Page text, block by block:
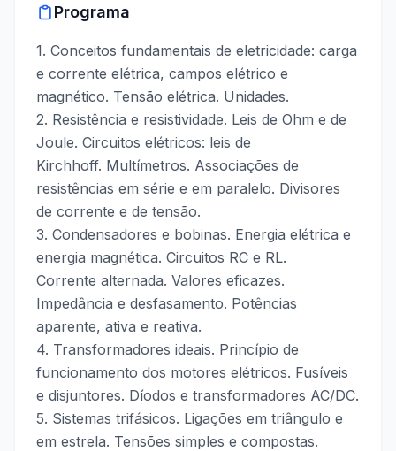
Programa
1. Conceitos fundamentais de eletricidade: carga
e corrente elétrica, campos elétrico e
magnético. Tensão elétrica. Unidades.
2. Resistência e resistividade. Leis de Ohm e de
Joule. Circuitos elétricos: leis de
Kirchhoff. Multímetros. Associações de
resistências em série e em paralelo. Divisores
de corrente e de tensão.
3. Condensadores e bobinas. Energia elétrica e
energia magnética. Circuitos RC e RL.
Corrente alternada. Valores eficazes.
Impedância e desfasamento. Potências
aparente, ativa e reativa.
4. Transformadores ideais. Princípio de
funcionamento dos motores elétricos. Fusíveis
e disjuntores. Díodos e transformadores AC/DC.
5. Sistemas trifásicos. Ligações em triângulo e
em estrela. Tensões simples e compostas.